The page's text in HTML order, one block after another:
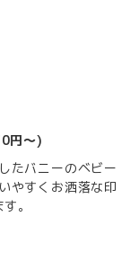
円～)
たバニーのベビー
やすくお洒落な印
。